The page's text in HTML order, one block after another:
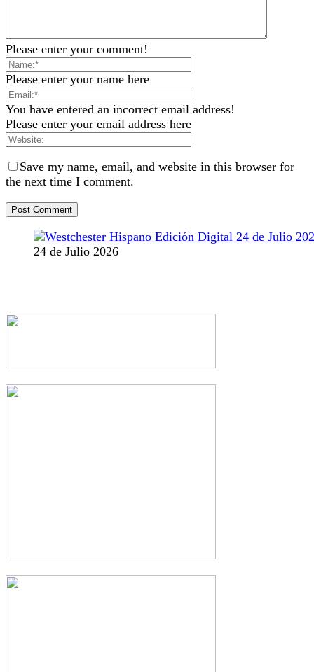
Please enter your comment!
Please enter your name here
You have entered an incorrect email address!
Please enter your email address here
Save my name, email, and website in this browser for
the next time I comment.
24 de Julio 2026